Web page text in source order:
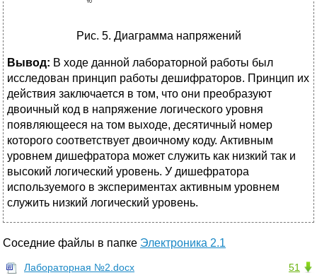
Рис. 5. Диаграмма напряжений
Вывод: В ходе данной лабораторной работы был
исследован принцип работы дешифраторов. Принцип их
действия заключается в том, что они преобразуют
двоичный код в напряжение логического уровня
появляющееся на том выходе, десятичный номер
которого соответствует двоичному коду. Активным
уровнем дишефратора может служить как низкий так и
высокий логический уровень. У дишефратора
используемого в экспериментах активным уровнем
служить низкий логический уровень.
Соседние файлы в папке Электроника 2.1
51
Лабораторная №2.docx